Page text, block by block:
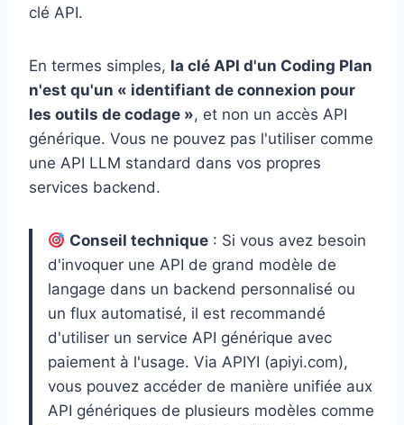
clé API.
En termes simples, la clé API d'un Coding Plan
n'est qu'un « identifiant de connexion pour
les outils de codage », et non un accès API
générique. Vous ne pouvez pas l'utiliser comme
une API LLM standard dans vos propres
services backend.
Conseil technique : Si vous avez besoin
d'invoquer une API de grand modèle de
langage dans un backend personnalisé ou
un flux automatisé, il est recommandé
d'utiliser un service API générique avec
paiement à l'usage. Via APIYI (apiyi.com),
vous pouvez accéder de manière unifiée aux
API génériques de plusieurs modèles comme